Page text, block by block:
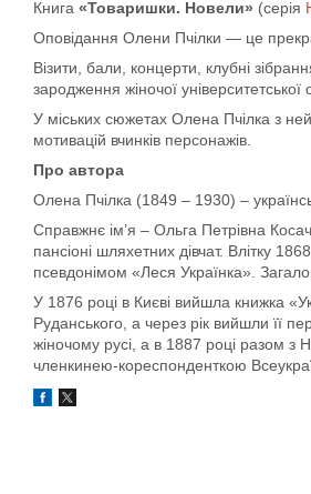
Книга «Товаришки. Новели» (серія
Оповідання Олени Пчілки — це
Візити, бали, концерти, клубні
зародження жіночої
У міських сюжетах Олена Пчілка з
мотивацій вчинків персонажів.
Про автора
Олена Пчілка (1849 – 1930) –
Справжнє ім’я – Ольга Петрівна
пансіоні шляхетних дівчат. Влітку
псевдонімом «Леся Українка».
У 1876 році в Києві вийшла книжка
Руданського, а через рік вийшли її
жіночому русі, а в 1887 році разом
членкинею-кореспонденткою